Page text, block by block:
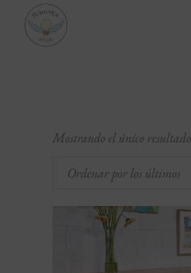
Mostrando el único resultado
Ordenar por los últimos